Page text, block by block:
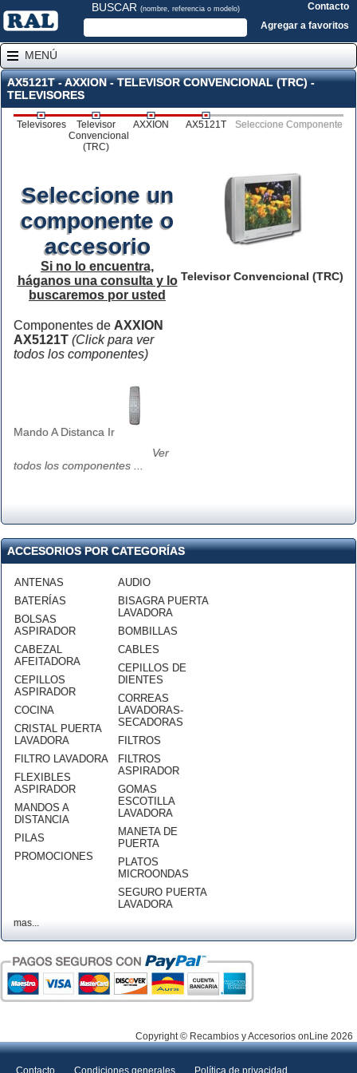
BUSCAR (nombre, referencia o modelo)
Contacto
Agregar a favoritos
MENÚ
AX5121T - AXXION - TELEVISOR CONVENCIONAL (TRC) -
TELEVISORES
Televisores
Televisor
Convencional
(TRC)
AXXION AX5121T Seleccione Componente
Televisor Convencional (TRC)
Seleccione un
componente o
accesorio
Si no lo encuentra,
háganos una consulta y lo
buscaremos por usted
Componentes de AXXION
AX5121T (Click para ver
todos los componentes)
Mando A Distanca Ir
Ver
todos los componentes ...
ACCESORIOS POR CATEGORÍAS
ANTENAS
BATERÍAS
BOLSAS
ASPIRADOR
CABEZAL
AFEITADORA
CEPILLOS
ASPIRADOR
COCINA
CRISTAL PUERTA
LAVADORA
FILTRO LAVADORA
FLEXIBLES
ASPIRADOR
MANDOS A
DISTANCIA
PILAS
PROMOCIONES
AUDIO
BISAGRA PUERTA
LAVADORA
BOMBILLAS
CABLES
CEPILLOS DE
DIENTES
CORREAS
LAVADORAS-
SECADORAS
FILTROS
FILTROS
ASPIRADOR
GOMAS
ESCOTILLA
LAVADORA
MANETA DE
PUERTA
PLATOS
MICROONDAS
SEGURO PUERTA
LAVADORA
mas...
Copyright © Recambios y Accesorios onLine 2026
Contacto Condiciones generales Política de privacidad